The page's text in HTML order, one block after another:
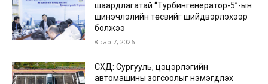
шаардлагатай “Турбингенератор-5”-ын
шинэчлэлийн төсвийг шийдвэрлэхээр
болжээ
8 сар 7, 2026
СХД: Сургууль, цэцэрлэгийн
автомашины зогсоолыг нэмэгдүүлэх